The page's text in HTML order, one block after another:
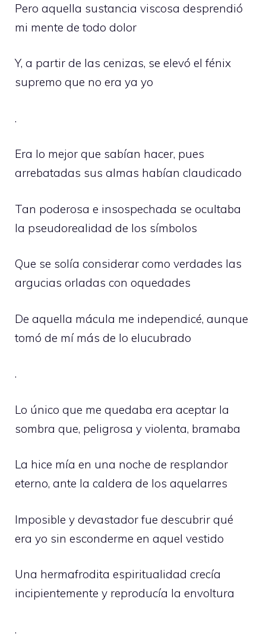
Pero aquella sustancia viscosa desprendió
mi mente de todo dolor
Y, a partir de las cenizas, se elevó el fénix
supremo que no era ya yo
.
Era lo mejor que sabían hacer, pues
arrebatadas sus almas habían claudicado
Tan poderosa e insospechada se ocultaba
la pseudorealidad de los símbolos
Que se solía considerar como verdades las
argucias orladas con oquedades
De aquella mácula me independicé, aunque
tomó de mí más de lo elucubrado
.
Lo único que me quedaba era aceptar la
sombra que, peligrosa y violenta, bramaba
La hice mía en una noche de resplandor
eterno, ante la caldera de los aquelarres
Imposible y devastador fue descubrir qué
era yo sin esconderme en aquel vestido
Una hermafrodita espiritualidad crecía
incipientemente y reproducía la envoltura
.